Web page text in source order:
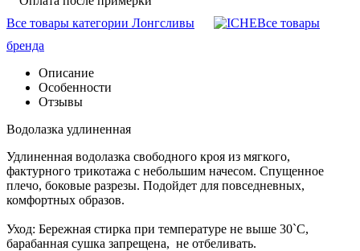
Все товары категории Лонгсливы
Все товары
бренда
Описание
Особенности
Отзывы
Водолазка удлиненная
Удлиненная водолазка свободного кроя из мягкого,
фактурного трикотажа с небольшим начесом. Спущенное
плечо, боковые разрезы. Подойдет для повседневных,
комфортных образов.
Уход: Бережная стирка при температуре не выше 30`C,
барабанная сушка запрещена, не отбеливать.